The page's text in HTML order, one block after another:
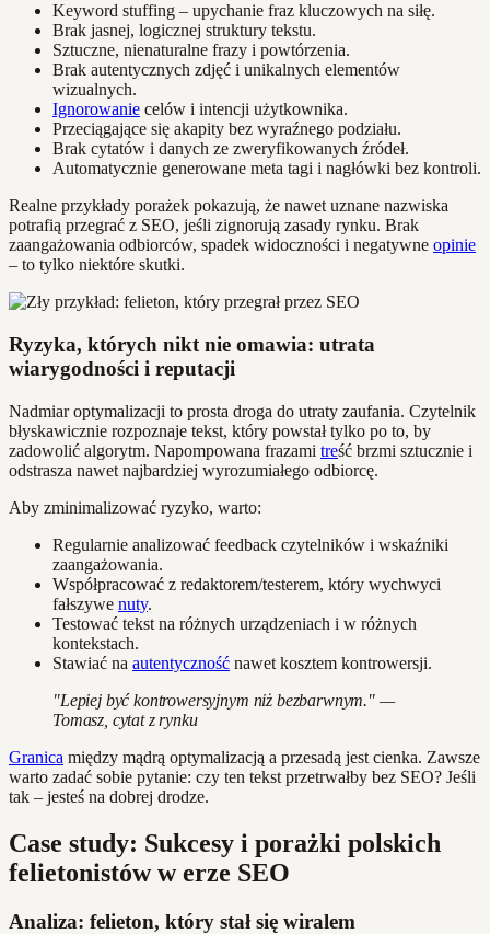
Keyword stuffing – upychanie fraz kluczowych na siłę.
Brak jasnej, logicznej struktury tekstu.
Sztuczne, nienaturalne frazy i powtórzenia.
Brak autentycznych zdjęć i unikalnych elementów
wizualnych.
Ignorowanie celów i intencji użytkownika.
Przeciągające się akapity bez wyraźnego podziału.
Brak cytatów i danych ze zweryfikowanych źródeł.
Automatycznie generowane meta tagi i nagłówki bez kontroli.
Realne przykłady porażek pokazują, że nawet uznane nazwiska
potrafią przegrać z SEO, jeśli zignorują zasady rynku. Brak
zaangażowania odbiorców, spadek widoczności i negatywne opinie
– to tylko niektóre skutki.
Ryzyka, których nikt nie omawia: utrata
wiarygodności i reputacji
Nadmiar optymalizacji to prosta droga do utraty zaufania. Czytelnik
błyskawicznie rozpoznaje tekst, który powstał tylko po to, by
zadowolić algorytm. Napompowana frazami treść brzmi sztucznie i
odstrasza nawet najbardziej wyrozumiałego odbiorcę.
Aby zminimalizować ryzyko, warto:
Regularnie analizować feedback czytelników i wskaźniki
zaangażowania.
Współpracować z redaktorem/testerem, który wychwyci
fałszywe nuty.
Testować tekst na różnych urządzeniach i w różnych
kontekstach.
Stawiać na autentyczność nawet kosztem kontrowersji.
"Lepiej być kontrowersyjnym niż bezbarwnym." —
Tomasz, cytat z rynku
Granica między mądrą optymalizacją a przesadą jest cienka. Zawsze
warto zadać sobie pytanie: czy ten tekst przetrwałby bez SEO? Jeśli
tak – jesteś na dobrej drodze.
Case study: Sukcesy i porażki polskich
felietonistów w erze SEO
Analiza: felieton, który stał się wiralem